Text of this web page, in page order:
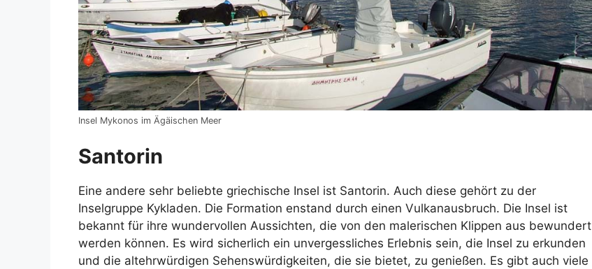
Insel Mykonos im Ägäischen Meer
Santorin
Eine andere sehr beliebte griechische Insel ist Santorin. Auch diese gehört zu der
Inselgruppe Kykladen. Die Formation enstand durch einen Vulkanausbruch. Die Insel ist
bekannt für ihre wundervollen Aussichten, die von den malerischen Klippen aus bewundert
werden können. Es wird sicherlich ein unvergessliches Erlebnis sein, die Insel zu erkunden
und die altehrwürdigen Sehenswürdigkeiten, die sie bietet, zu genießen. Es gibt auch viele